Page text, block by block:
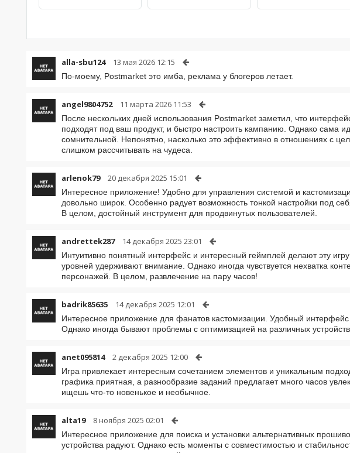
alla-sbu124 13 мая 2026 12:15
По-моему, Postmarket это имба, реклама у блогеров летает.
angel9804752 11 марта 2026 11:53
После нескольких дней использования Postmarket заметил, что
подходят под ваш продукт, и быстро настроить кампанию. Однако сама
сомнительной. Непонятно, насколько это эффективно в отношениях с
слишком рассчитывать на чудеса.
arlenok79 20 декабря 2025 15:01
Интересное приложение! Удобно для управления системой и
довольно широк. Особенно радует возможность тонкой настройки под
В целом, достойный инструмент для продвинутых пользователей.
andrettek287 14 декабря 2025 23:01
Интуитивно понятный интерфейс и интересный геймплей делают эту
уровней удерживают внимание. Однако иногда чувствуется нехватка
персонажей. В целом, развлечение на пару часов!
badrik85635 14 декабря 2025 12:01
Интересное приложение для фанатов кастомизации. Удобный
Однако иногда бывают проблемы с оптимизацией на различных
anet095814 2 декабря 2025 12:00
Игра привлекает интересным сочетанием элементов и уникальным
графика приятная, а разнообразие заданий предлагает много часов
ищешь что-то новенькое и необычное.
alta19 8 ноября 2025 02:01
Интересное приложение для поиска и установки альтернативных
устройства радуют. Однако есть моменты с совместимостью и